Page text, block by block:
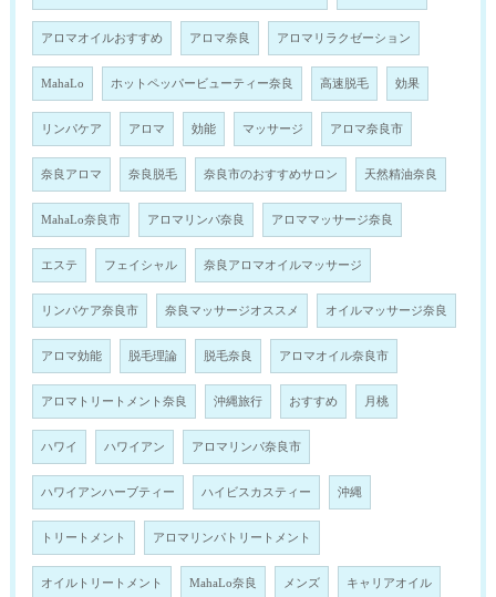
アロマオイルおすすめ アロマ奈良 アロマリラクゼーション
MahaLo ホットペッパービューティー奈良 高速脱毛 効果
リンパケア アロマ 効能 マッサージ アロマ奈良市
奈良アロマ 奈良脱毛 奈良市のおすすめサロン 天然精油奈良
MahaLo奈良市 アロマリンパ奈良 アロママッサージ奈良
エステ フェイシャル 奈良アロマオイルマッサージ
リンパケア奈良市 奈良マッサージオススメ オイルマッサージ奈良
アロマ効能 脱毛理論 脱毛奈良 アロマオイル奈良市
アロマトリートメント奈良 沖縄旅行 おすすめ 月桃
ハワイ ハワイアン アロマリンパ奈良市
ハワイアンハーブティー ハイビスカスティー 沖縄
トリートメント アロマリンパトリートメント
オイルトリートメント MahaLo奈良 メンズ キャリアオイル